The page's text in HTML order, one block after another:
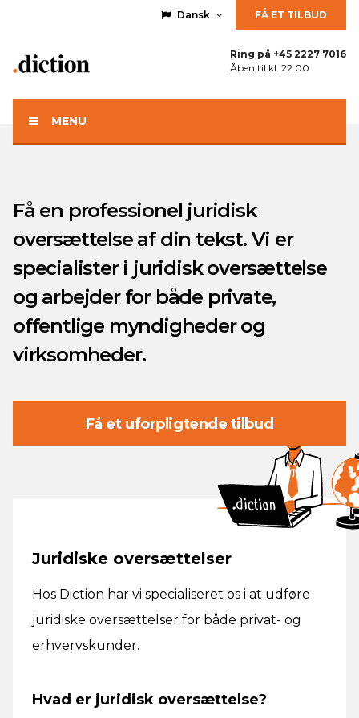
Dansk FÅ ET TILBUD
Ring på +45 2227 7016
Åben til kl. 22.00
MENU
Få en professionel juridisk
oversættelse af din tekst. Vi er
specialister i juridisk oversættelse
og arbejder for både private,
offentlige myndigheder og
virksomheder.
Få et uforpligtende tilbud
Juridiske oversættelser
Hos Diction har vi specialiseret os i at udføre
juridiske oversættelser for både privat- og
erhvervskunder.
Hvad er juridisk oversættelse?